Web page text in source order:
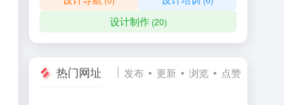
设计制作(20)
热门网址 发布 更新 浏览 点赞